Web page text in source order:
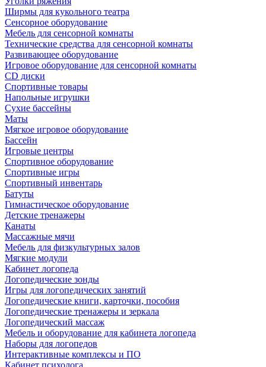
Ширмы для кукольного театра
Сенсорное оборудование
Мебель для сенсорной комнаты
Технические средства для сенсорной комнаты
Развивающее оборудование
Игровое оборудование для сенсорной комнаты
CD диски
Спортивные товары
Напольные игрушки
Сухие бассейны
Маты
Мягкое игровое оборудование
Бассейн
Игровые центры
Спортивное оборудование
Спортивные игры
Спортивный инвентарь
Батуты
Гимнастическое оборудование
Детские тренажеры
Канаты
Массажные мячи
Мебель для физкультурных залов
Мягкие модули
Кабинет логопеда
Логопедические зонды
Игры для логопедических занятий
Логопедические книги, карточки, пособия
Логопедические тренажеры и зеркала
Логопедический массаж
Мебель и оборудование для кабинета логопеда
Наборы для логопедов
Интерактивные комплексы и ПО
Кабинет психолога